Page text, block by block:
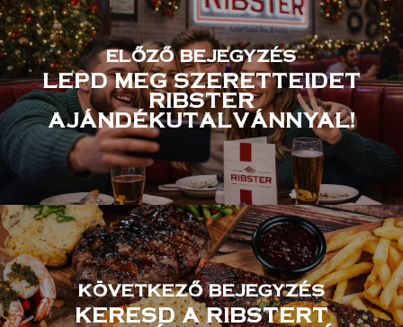
ELŐZŐ BEJEGYZÉS
LEPD MEG SZERETTEIDET
RIBSTER
AJÁNDÉKUTALVÁNNYAL!
KÖVETKEZŐ BEJEGYZÉS
KERESD A RIBSTERT